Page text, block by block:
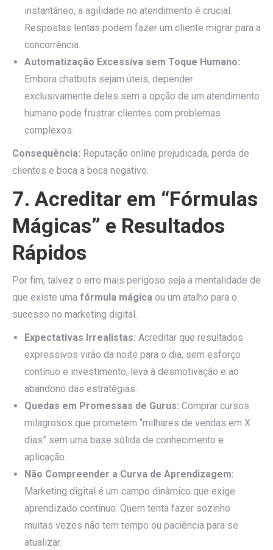
instantâneo, a agilidade no atendimento é crucial.
Respostas lentas podem fazer um cliente migrar para a
concorrência.
Automatização Excessiva sem Toque Humano:
Embora chatbots sejam úteis, depender
exclusivamente deles sem a opção de um atendimento
humano pode frustrar clientes com problemas
complexos.
Consequência: Reputação online prejudicada, perda de
clientes e boca a boca negativo.
7. Acreditar em “Fórmulas
Mágicas” e Resultados
Rápidos
Por fim, talvez o erro mais perigoso seja a mentalidade de
que existe uma fórmula mágica ou um atalho para o
sucesso no marketing digital.
Expectativas Irrealistas: Acreditar que resultados
expressivos virão da noite para o dia, sem esforço
contínuo e investimento, leva à desmotivação e ao
abandono das estratégias.
Quedas em Promessas de Gurus: Comprar cursos
milagrosos que prometem “milhares de vendas em X
dias” sem uma base sólida de conhecimento e
aplicação.
Não Compreender a Curva de Aprendizagem:
Marketing digital é um campo dinâmico que exige
aprendizado contínuo. Quem tenta fazer sozinho
muitas vezes não tem tempo ou paciência para se
atualizar.